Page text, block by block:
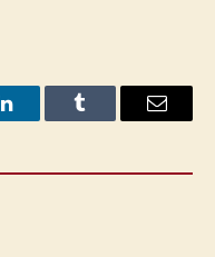
LinkedInTumblr Email